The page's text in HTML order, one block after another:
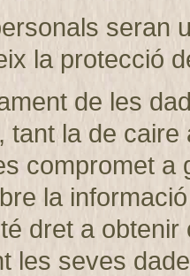
seran
la protecció
de les
tant la de
compromet
la
dret a
les seves